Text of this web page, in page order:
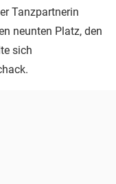
Tanzpartnerin
neunten Platz, den
sich